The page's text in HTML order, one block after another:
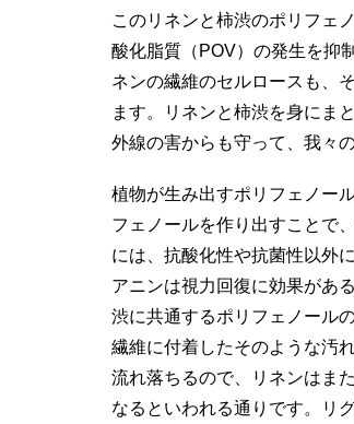
このリネンと柿渋のポリフェ
酸化脂質（POV）の発生を抑
ネンの繊維のセルロースも、
ます。リネンと柿渋を身にま
外線の害からも守って、我々
植物が生み出すポリフェノー
フェノールを作り出すことで
には、抗酸化性や抗菌性以外
アニンは視力回復に効果があ
渋に共通するポリフェノール
繊維に付着したそのような汚
流れ落ちるので、リネンはま
なるといわれる通りです。リ